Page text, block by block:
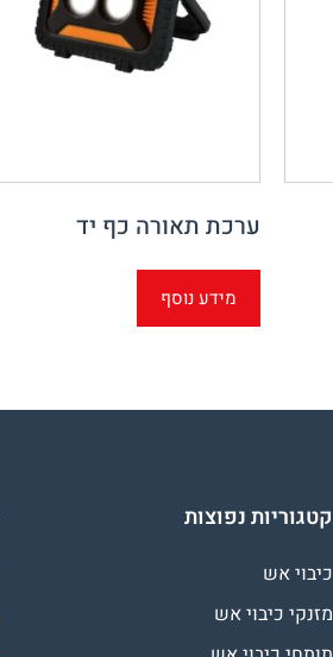
ערכת תאורה כף יד ‎
מידע נוסף
קטגוריות נפוצות
כיבוי אש
מזנקי כיבוי אש